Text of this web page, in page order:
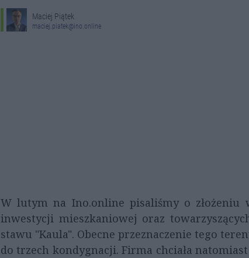
Maciej Piątek
maciej.piatek@ino.online
W lutym na Ino.online pisaliśmy o złożeniu
inwestycji mieszkaniowej oraz
stawu "Kaula". Obecne przeznaczenie tego
do trzech kondygnacji. Firma chciała